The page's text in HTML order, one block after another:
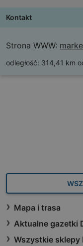
Kontakt
Strona WWW:
odległość: 314,41 km
Mapa i trasa
Aktualne gazetki
Wszystkie sklepy